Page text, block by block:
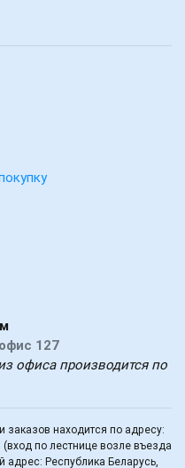
127
офиса производится по
находится по адресу:
по лестнице возле въезда
Республика Беларусь,